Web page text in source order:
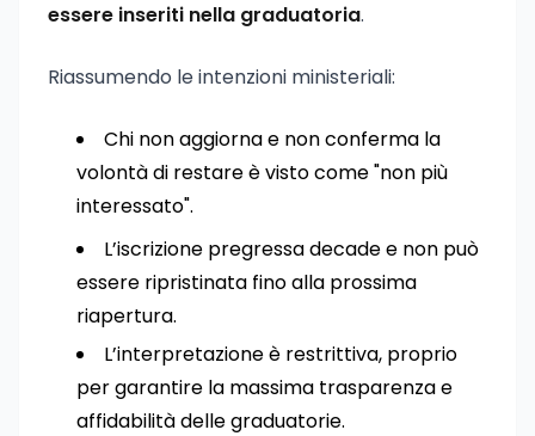
essere inseriti nella graduatoria.
Riassumendo le intenzioni ministeriali:
Chi non aggiorna e non conferma la
volontà di restare è visto come "non più
interessato".
L’iscrizione pregressa decade e non può
essere ripristinata fino alla prossima
riapertura.
L’interpretazione è restrittiva, proprio
per garantire la massima trasparenza e
affidabilità delle graduatorie.